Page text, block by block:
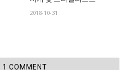
2018-10-31
1 COMMENT